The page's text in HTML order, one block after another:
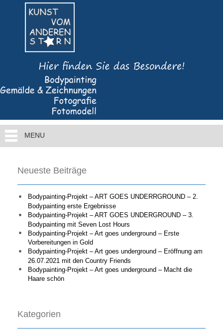
MENU
Neueste Beiträge
Bodypainting-Projekt – ART GOES UNDERRGROUND – 2.
Bodypainting erste Ergebnisse
Bodypainting-Projekt – ART GOES UNDERGROUND – 3.
Bodypainting mit Seven Lost Hours
Bodypainting-Projekt – Art goes underground – Erste
Vorbereitungen in Gold
Bodypainting-Projekt – Art goes underground – Eröffnung am
26.07.2021 mit den Country Friends
Bodypainting-Projekt – Art goes underground – Macht die
Haare schön
Kategorien